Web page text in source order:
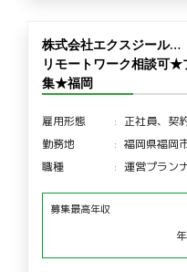
株式会社エクスジール…
リモートワーク相談可★
集★福岡
雇用形態
正社員、契
勤務地
福岡県福岡
職種
運営プラン
募集最高年収